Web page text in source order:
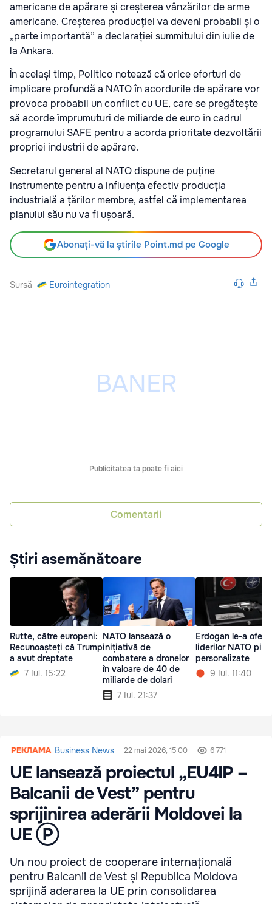
americane de apărare și creșterea vânzărilor de arme
americane. Creșterea producției va deveni probabil și o
„parte importantă” a declarației summitului din iulie de
la Ankara.
În același timp, Politico notează că orice eforturi de
implicare profundă a NATO în acordurile de apărare vor
provoca probabil un conflict cu UE, care se pregătește
să acorde împrumuturi de miliarde de euro în cadrul
programului SAFE pentru a acorda prioritate dezvoltării
propriei industrii de apărare.
Secretarul general al NATO dispune de puține
instrumente pentru a influența efectiv producția
industrială a țărilor membre, astfel că implementarea
planului său nu va fi ușoară.
Abonați-vă la știrile Point.md pe Google
Sursă Eurointegration
Publicitatea ta poate fi aici
Comentarii
Știri asemănătoare
Rutte, către europeni:
Recunoașteți că Trump
a avut dreptate
7 Iul. 15:22
NATO lansează o
inițiativă de
combatere a dronelor
în valoare de 40 de
miliarde de dolari
7 Iul. 21:37
Erdogan le-a oferit
liderilor NATO
personalizate
9 Iul. 11:40
Business News 22 mai 2026, 15:00 6 771
UE lansează proiectul „EU4IP –
Balcanii de Vest” pentru
sprijinirea aderării Moldovei la
UE Ⓟ
Un nou proiect de cooperare internațională
pentru Balcanii de Vest și Republica Moldova
sprijină aderarea la UE prin consolidarea